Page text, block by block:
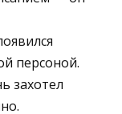
персоной.
захотел